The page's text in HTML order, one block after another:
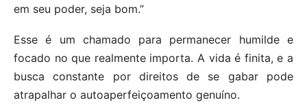
em seu poder, seja bom.”
Esse é um chamado para permanecer humilde e
focado no que realmente importa. A vida é finita, e a
busca constante por direitos de se gabar pode
atrapalhar o autoaperfeiçoamento genuíno.